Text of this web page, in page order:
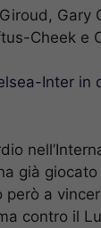
Gary
Cheek e
Inter in
già
però a
contro il